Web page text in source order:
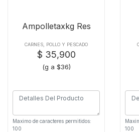
Ampolletaxkg Res
CARNES, POLLO Y PESCADO
$ 35,900
(g a $36)
Maximo de caracteres permitidos:
100
100